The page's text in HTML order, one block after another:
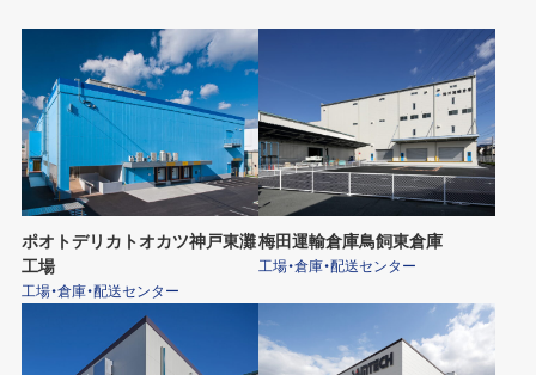
ポオトデリカトオカツ神戸東灘
工場
工場・倉庫・配送センター
梅田運輸倉庫鳥飼東倉庫
工場・倉庫・配送センター